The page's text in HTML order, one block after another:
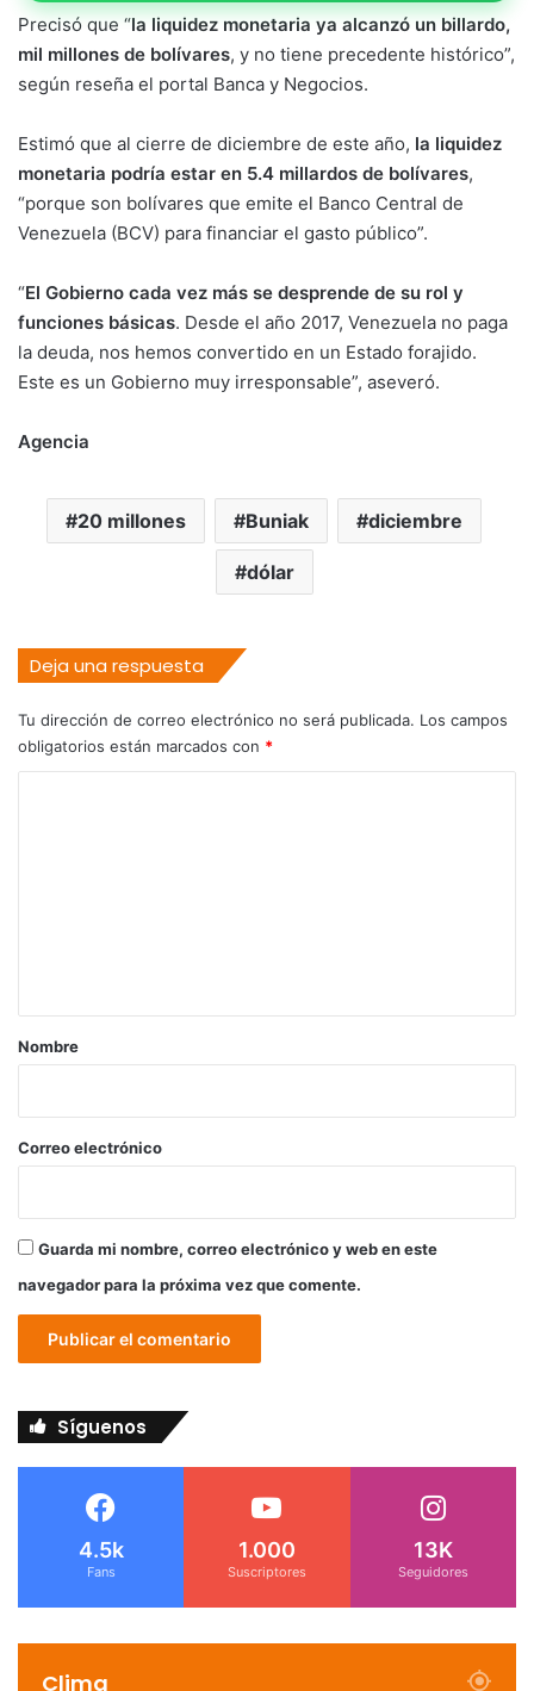
Precisó que “la liquidez monetaria ya alcanzó un billardo,
mil millones de bolívares, y no tiene precedente histórico”,
según reseña el portal Banca y Negocios.
Estimó que al cierre de diciembre de este año, la liquidez
monetaria podría estar en 5.4 millardos de bolívares,
“porque son bolívares que emite el Banco Central de
Venezuela (BCV) para financiar el gasto público”.
“El Gobierno cada vez más se desprende de su rol y
funciones básicas. Desde el año 2017, Venezuela no paga
la deuda, nos hemos convertido en un Estado forajido.
Este es un Gobierno muy irresponsable”, aseveró.
Agencia
20 millones Buniak diciembre
dólar
Deja una respuesta
Tu dirección de correo electrónico no será publicada. Los campos
obligatorios están marcados con *
r
*
Nombre
Correo electrónico
Guarda mi nombre, correo electrónico y web en este
navegador para la próxima vez que comente.
Síguenos
4.5k
Fans
1.000
Suscriptores
13K
Seguidores
Clima